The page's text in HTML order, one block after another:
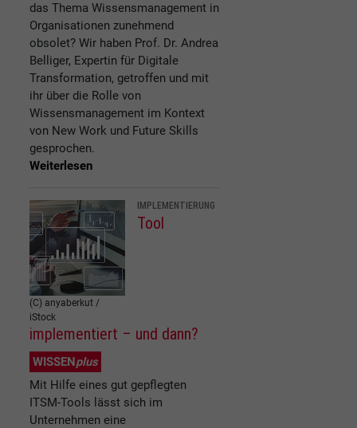
das Thema Wissensmanagement in
Organisationen zunehmend
obsolet? Wir haben Prof. Dr. Andrea
Belliger, Expertin für Digitale
Transformation, getroffen und mit
ihr über die Rolle von
Wissensmanagement im Kontext
von New Work und Future Skills
gesprochen.
Weiterlesen
(C) anyaberkut /
iStock
IMPLEMENTIERUNG
Tool
implementiert – und dann?
WISSENplus
Mit Hilfe eines gut gepflegten
ITSM-Tools lässt sich im
Unternehmen eine